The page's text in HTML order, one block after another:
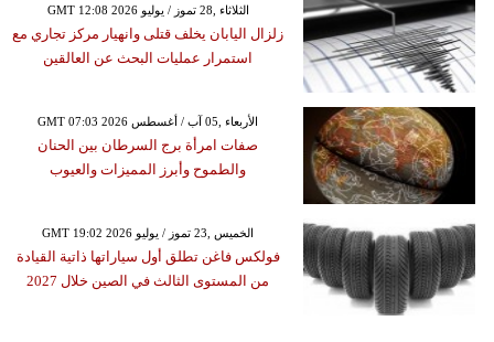
GMT 12:08 2026 الثلاثاء ,28 تموز / يوليو
زلزال اليابان يخلف قتلى وانهيار مركز تجاري مع
استمرار عمليات البحث عن العالقين
GMT 07:03 2026 الأربعاء ,05 آب / أغسطس
صفات امرأة برج السرطان بين الحنان
والطموح وأبرز المميزات والعيوب
GMT 19:02 2026 الخميس ,23 تموز / يوليو
فولكس فاغن تطلق أول سياراتها ذاتية القيادة
من المستوى الثالث في الصين خلال 2027